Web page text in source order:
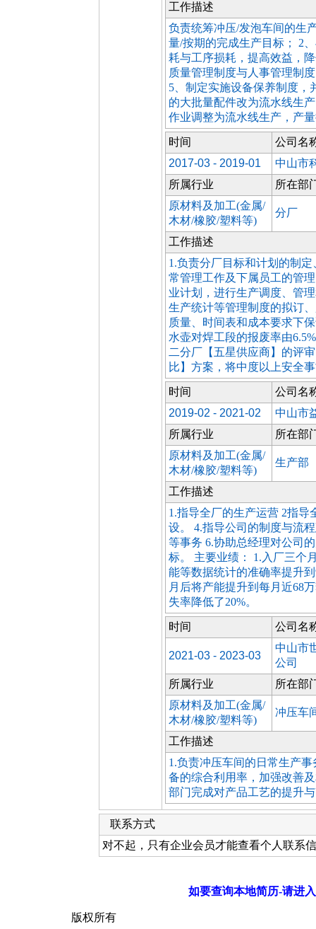
工作描述
负责统筹冲压/发泡车间的生
量/按期的完成生产目标； 2
耗与工序损耗，提高效益，
质量管理制度与人事管理制
5、制定实施设备保养制度，
的大批量配件改为流水线生
作业调整为流水线生产，产
时间
公司名
2017-03 - 2019-01
中山市
所属行业
所在部
原材料及加工(金属/
木材/橡胶/塑料等)
分厂
工作描述
1.负责分厂目标和计划的制
常管理工作及下属员工的管
业计划，进行生产调度、管
生产统计等管理制度的拟订
质量、时间表和成本要求下
水壶对焊工段的报废率由
二分厂【五星供应商】的评
比】方案，将中度以上安全
时间
公司名
2019-02 - 2021-02
中山市
所属行业
所在部
原材料及加工(金属/
木材/橡胶/塑料等)
生产部
工作描述
1.指导全厂的生产运营 2指导
设。 4.指导公司的制度与流
等事务 6.协助总经理对公司
标。 主要业绩： 1.入厂三个
能等数据统计的准确率提升
月后将产能提升到每月近68
失率降低了20%。
时间 公司名
2021-03 - 2023-03
中山市
公司
所属行业
所在部
原材料及加工(金属/
木材/橡胶/塑料等)
冲压车
工作描述
1.负责冲压车间的日常生产
备的综合利用率，加强改善
部门完成对产品工艺的提升
联系方式
对不起，只有企业会员才能查看个人联系
如要查询本地简历-请进
版权所有